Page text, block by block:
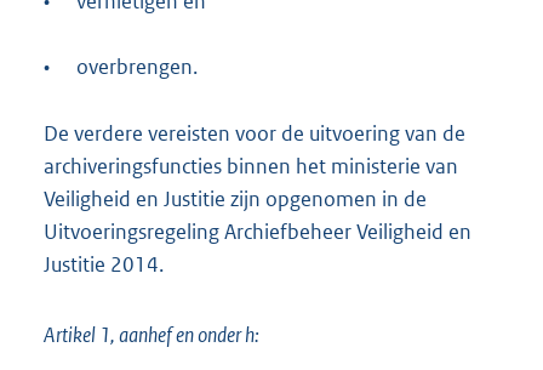
• overbrengen.
De verdere vereisten voor de uitvoering van de
archiveringsfuncties binnen het ministerie van
Veiligheid en Justitie zijn opgenomen in de
Uitvoeringsregeling Archiefbeheer Veiligheid en
Justitie 2014.
Artikel 1, aanhef en onder h: